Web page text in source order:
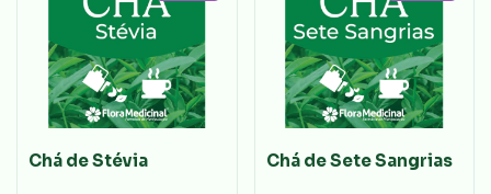
Chá de Stévia Chá de Sete Sangrias